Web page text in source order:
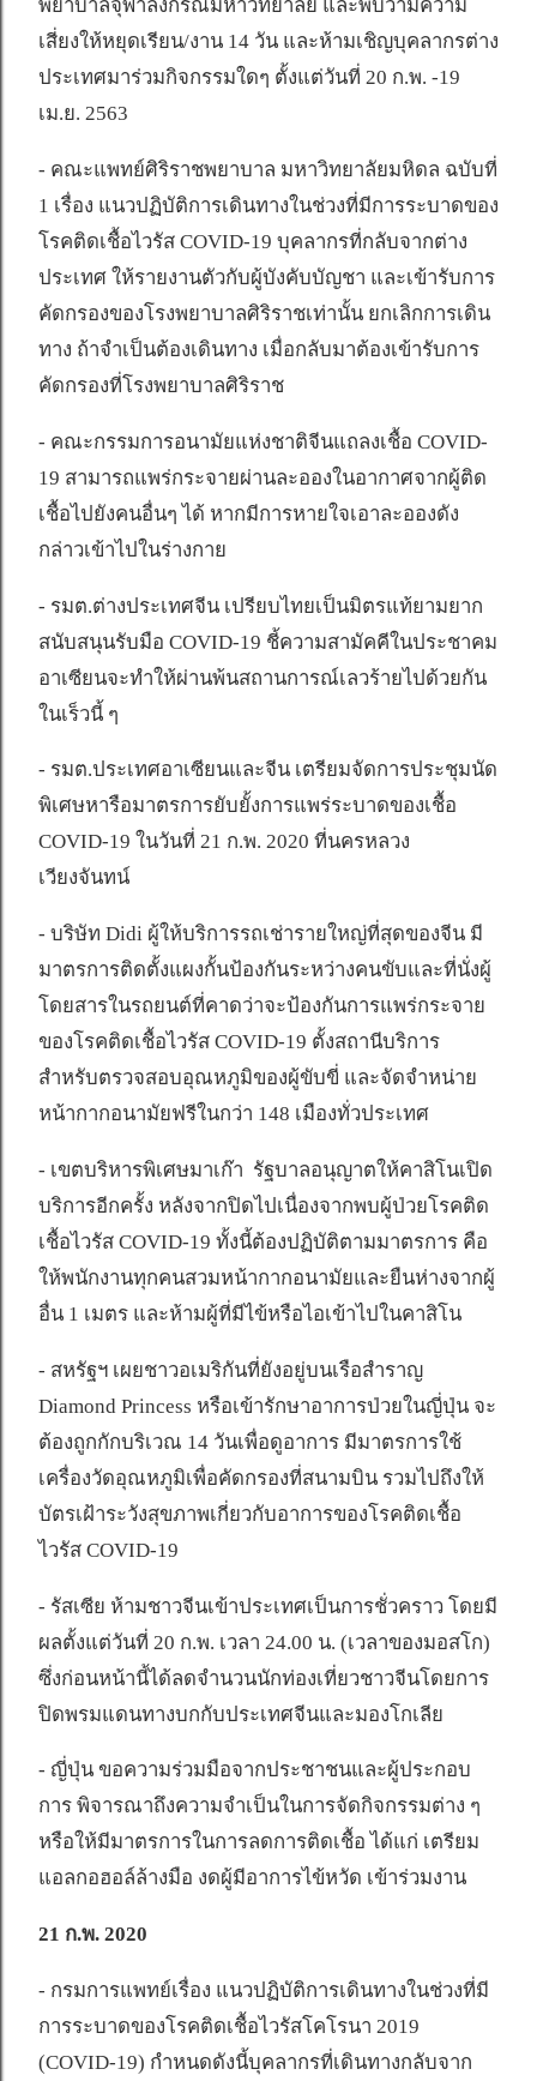
พยาบาลจุฬาลงกรณ์มหาวิทยาลัย และพบว่ามีความ
เสี่ยงให้หยุดเรียน/งาน 14 วัน และห้ามเชิญบุคลากรต่าง
ประเทศมาร่วมกิจกรรมใดๆ ตั้งแต่วันที่ 20 ก.พ. -19
เม.ย. 2563
- คณะแพทย์ศิริราชพยาบาล มหาวิทยาลัยมหิดล ฉบับที่
1 เรื่อง แนวปฏิบัติการเดินทางในช่วงที่มีการระบาดของ
โรคติดเชื้อไวรัส COVID-19 บุคลากรที่กลับจากต่าง
ประเทศ ให้รายงานตัวกับผู้บังคับบัญชา และเข้ารับการ
คัดกรองของโรงพยาบาลศิริราชเท่านั้น ยกเลิกการเดิน
ทาง ถ้าจำเป็นต้องเดินทาง เมื่อกลับมาต้องเข้ารับการ
คัดกรองที่โรงพยาบาลศิริราช
- คณะกรรมการอนามัยแห่งชาติจีนแถลงเชื้อ COVID-
19 สามารถแพร่กระจายผ่านละอองในอากาศจากผู้ติด
เชื้อไปยังคนอื่นๆ ได้ หากมีการหายใจเอาละอองดัง
กล่าวเข้าไปในร่างกาย
- รมต.ต่างประเทศจีน เปรียบไทยเป็นมิตรแท้ยามยาก
สนับสนุนรับมือ COVID-19 ชี้ความสามัคคีในประชาคม
อาเซียนจะทำให้ผ่านพ้นสถานการณ์เลวร้ายไปด้วยกัน
ในเร็วนี้ ๆ
- รมต.ประเทศอาเซียนและจีน เตรียมจัดการประชุมนัด
พิเศษหารือมาตรการยับยั้งการแพร่ระบาดของเชื้อ
COVID-19 ในวันที่ 21 ก.พ. 2020 ที่นครหลวง
เวียงจันทน์
- บริษัท Didi ผู้ให้บริการรถเช่ารายใหญ่ที่สุดของจีน มี
มาตรการติดตั้งแผงกั้นป้องกันระหว่างคนขับและที่นั่งผู้
โดยสารในรถยนต์ที่คาดว่าจะป้องกันการแพร่กระจาย
ของโรคติดเชื้อไวรัส COVID-19 ตั้งสถานีบริการ
สำหรับตรวจสอบอุณหภูมิของผู้ขับขี่ และจัดจำหน่าย
หน้ากากอนามัยฟรีในกว่า 148 เมืองทั่วประเทศ
- เขตบริหารพิเศษมาเก๊า รัฐบาลอนุญาตให้คาสิโนเปิด
บริการอีกครั้ง หลังจากปิดไปเนื่องจากพบผู้ป่วยโรคติด
เชื้อไวรัส COVID-19 ทั้งนี้ต้องปฏิบัติตามมาตรการ คือ
ให้พนักงานทุกคนสวมหน้ากากอนามัยและยืนห่างจากผู้
อื่น 1 เมตร และห้ามผู้ที่มีไข้หรือไอเข้าไปในคาสิโน
- สหรัฐฯ เผยชาวอเมริกันที่ยังอยู่บนเรือสำราญ
Diamond Princess หรือเข้ารักษาอาการป่วยในญี่ปุ่น จะ
ต้องถูกกักบริเวณ 14 วันเพื่อดูอาการ มีมาตรการใช้
เครื่องวัดอุณหภูมิเพื่อคัดกรองที่สนามบิน รวมไปถึงให้
บัตรเฝ้าระวังสุขภาพเกี่ยวกับอาการของโรคติดเชื้อ
ไวรัส COVID-19
- รัสเซีย ห้ามชาวจีนเข้าประเทศเป็นการชั่วคราว โดยมี
ผลตั้งแต่วันที่ 20 ก.พ. เวลา 24.00 น. (เวลาของมอสโก)
ซึ่งก่อนหน้านี้ได้ลดจำนวนนักท่องเที่ยวชาวจีนโดยการ
ปิดพรมแดนทางบกกับประเทศจีนและมองโกเลีย
- ญี่ปุ่น ขอความร่วมมือจากประชาชนและผู้ประกอบ
การ พิจารณาถึงความจำเป็นในการจัดกิจกรรมต่าง ๆ
หรือให้มีมาตรการในการลดการติดเชื้อ ได้แก่ เตรียม
แอลกอฮอล์ล้างมือ งดผู้มีอาการไข้หวัด เข้าร่วมงาน
21 ก.พ. 2020
- กรมการแพทย์เรื่อง แนวปฏิบัติการเดินทางในช่วงที่มี
การระบาดของโรคติดเชื้อไวรัสโคโรนา 2019
(COVID-19) กำหนดดังนี้บุคลากรที่เดินทางกลับจาก